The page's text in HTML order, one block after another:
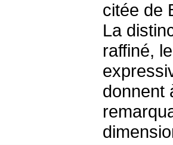
citée de
La
raffiné,
donnent